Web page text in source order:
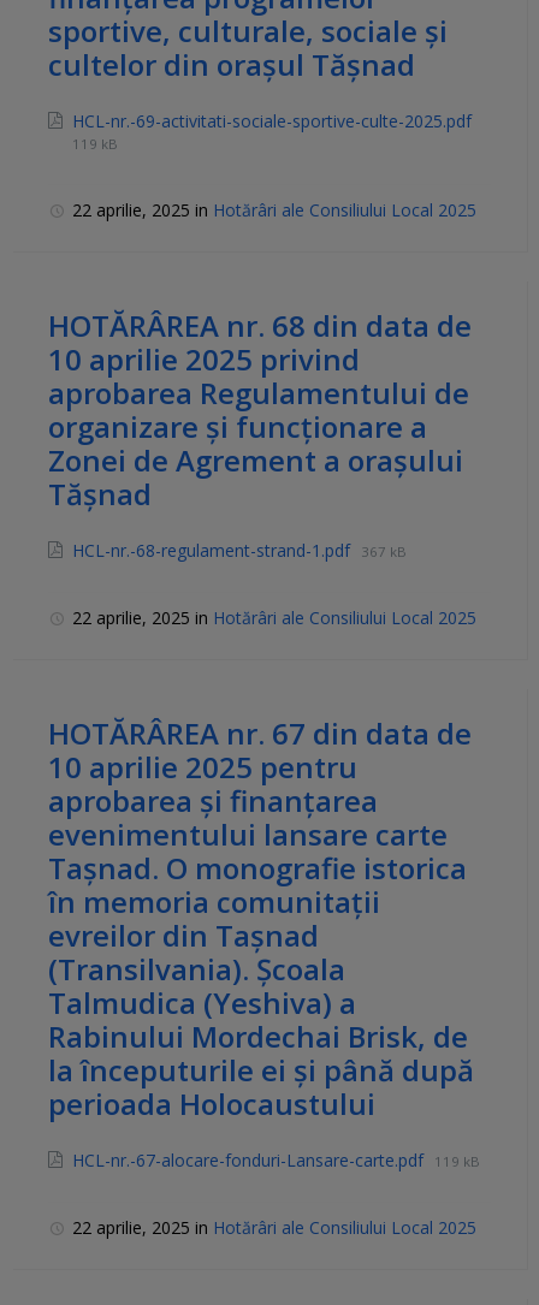
sportive, culturale, sociale și
cultelor din oraşul Tășnad
HCL-nr.-69-activitati-sociale-sportive-culte-2025.pdf
119 kB
22 aprilie, 2025 in Hotărâri ale Consiliului Local 2025
HOTĂRÂREA nr. 68 din data de
10 aprilie 2025 privind
aprobarea Regulamentului de
organizare și funcționare a
Zonei de Agrement a orașului
Tășnad
HCL-nr.-68-regulament-strand-1.pdf 367 kB
22 aprilie, 2025 in Hotărâri ale Consiliului Local 2025
HOTĂRÂREA nr. 67 din data de
10 aprilie 2025 pentru
aprobarea și finanțarea
evenimentului lansare carte
Tașnad. O monografie istorica
în memoria comunitații
evreilor din Tașnad
(Transilvania). Școala
Talmudica (Yeshiva) a
Rabinului Mordechai Brisk, de
la începuturile ei și până după
perioada Holocaustului
HCL-nr.-67-alocare-fonduri-Lansare-carte.pdf 119 kB
22 aprilie, 2025 in Hotărâri ale Consiliului Local 2025